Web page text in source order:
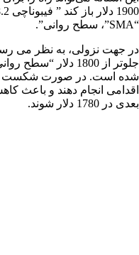
“SMA”، سطح روانی”.
شده است. در صورت شکست
بعدی در 1780 دلار شوند.